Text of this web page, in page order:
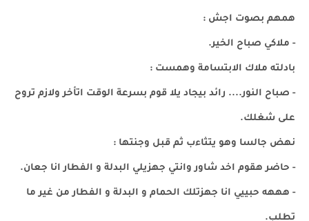
همهم بصوت اجش :
- ملاكي صباح الخير.
بادلته ملاك الابتسامة وهمست :
- صباح النور.... رائد بيجاد يلا قوم بسرعة الوقت اتأخر ولازم تروح
على شغلك.
نهض جالسا وهو يتثاءب ثم قبل وجنتها :
- حاضر هقوم اخد شاور وانتي جهزيلي البدلة و الفطار انا جعان.
- هههه حبييي انا جهزتلك الحمام و البدلة و الفطار من غير ما
تطلب.